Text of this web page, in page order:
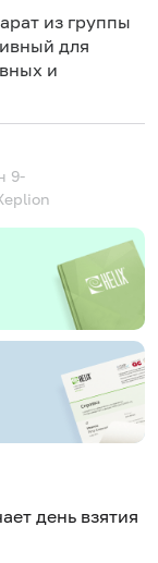
из группы
для
и
9-
день взятия